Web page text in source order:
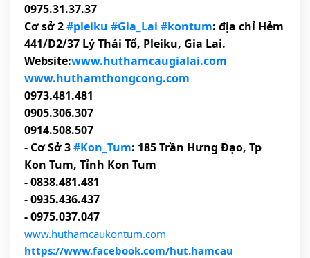
0975.31.37.37
Cơ sở 2#pleiku #Gia_Lai #kontum: địa chỉ Hẻm
441/D2/37 Lý Thái Tổ, Pleiku, Gia Lai.
Website:www.huthamcaugialai.com
www.huthamthongcong.com
0973.481.481
0905.306.307
0914.508.507
- Cơ Sở 3#Kon_Tum: 185 Trần Hưng Đạo, Tp
Kon Tum, Tỉnh Kon Tum
- 0838.481.481
- 0935.436.437
- 0975.037.047
www.huthamcaukontum.com
https://www.facebook.com/hut.hamcau